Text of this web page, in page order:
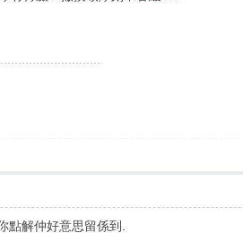
解仲好意思留係到.